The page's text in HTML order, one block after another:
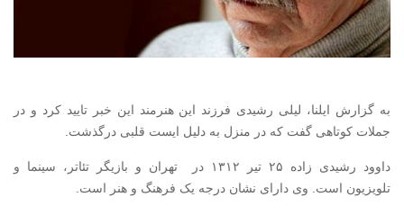
به گزارش ایلنا، لیلی رشیدی فرزند این هنرمند این خبر تایید کرد و در
جملات کوتاهی گفت که در منزل به دلیل ایست قلبی درگذشت.
داوود رشیدی زاده ۲۵ تیر ۱۳۱۲ در تهران و بازیگر تئاتر، سینما و
تلویزیون است. وی دارای نشان درجه یک فرهنگ و هنر است.